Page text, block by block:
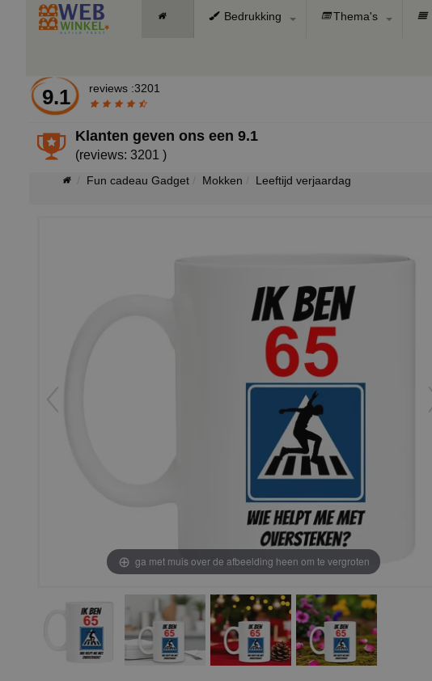
Bedrukking Thema's
9.1 reviews :3201
Klanten geven ons een9.1
(reviews: 3201 )
Fun cadeau Gadget Mokken Leeftijd verjaardag
ga met muis over de afbeelding heen om te vergroten